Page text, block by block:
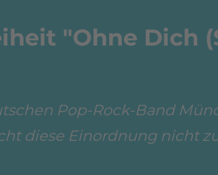
"Ohne Dich
Pop-Rock-Band
diese Einordnung nicht